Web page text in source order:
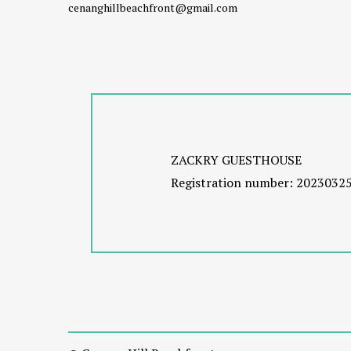
cenanghillbeachfront@gmail.com
ZACKRY GUESTHOUSE
Registration number: